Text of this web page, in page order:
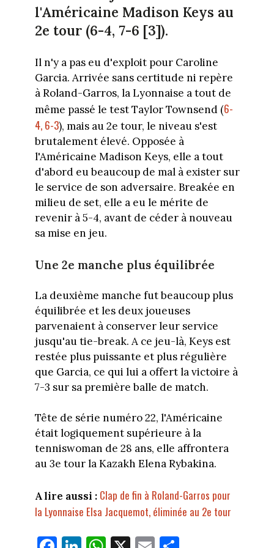
l'Américaine Madison Keys au
2e tour (6-4, 7-6 [3]).
Il n'y a pas eu d'exploit pour Caroline
Garcia. Arrivée sans certitude ni repère
à Roland-Garros, la Lyonnaise a tout de
même passé le test Taylor Townsend (6-
4, 6-3), mais au 2e tour, le niveau s'est
brutalement élevé. Opposée à
l'Américaine Madison Keys, elle a tout
d'abord eu beaucoup de mal à exister sur
le service de son adversaire. Breakée en
milieu de set, elle a eu le mérite de
revenir à 5-4, avant de céder à nouveau
sa mise en jeu.
Une 2e manche plus équilibrée
La deuxième manche fut beaucoup plus
équilibrée et les deux joueuses
parvenaient à conserver leur service
jusqu'au tie-break. A ce jeu-là, Keys est
restée plus puissante et plus régulière
que Garcia, ce qui lui a offert la victoire à
7-3 sur sa première balle de match.
Tête de série numéro 22, l'Américaine
était logiquement supérieure à la
tenniswoman de 28 ans, elle affrontera
au 3e tour la Kazakh Elena Rybakina.
A lire aussi : Clap de fin à Roland-Garros pour
la Lyonnaise Elsa Jacquemot, éliminée au 2e tour